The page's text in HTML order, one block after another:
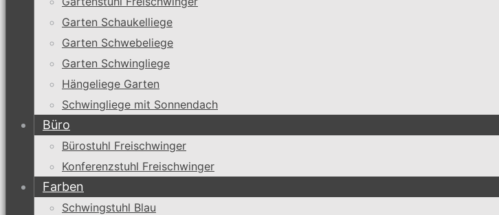
Garten Schaukelliege
Garten Schwebeliege
Garten Schwingliege
Hängeliege Garten
Schwingliege mit Sonnendach
Büro
Bürostuhl Freischwinger
Konferenzstuhl Freischwinger
Farben
Schwingstuhl Blau